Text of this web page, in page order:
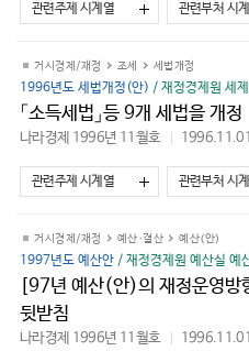
기
관련주제 시계열 관련부처 시
거시경제/재정 조세 세법개정
1996년도 세법개정(안) / 재정경제원 세
「소득세법」등 9개 세법을 개정
나라경제 1996년 11월호 1996.11.01
관련주제 시계열 관련부처 시
거시경제/재정 예산·결산 예산(안)
1997년도 예산안 / 재정경제원 예산실
[97년 예산(안)의 재정운영방
뒷받침
나라경제 1996년 11월호 1996.11.01